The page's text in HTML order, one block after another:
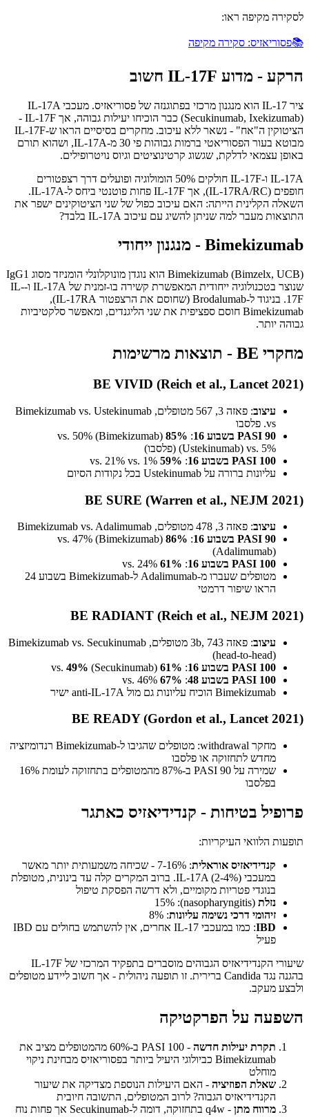
לסקירה מקיפה ראו:
📚פסוריאזיס: סקירה מקיפה
הרקע - מדוע IL-17F חשוב
ציר IL-17 הוא מנגנון מרכזי בפתוגנזה של פסוריאזיס. מעכבי IL-17A
(Secukinumab, Ixekizumab) כבר הוכיחו יעילות גבוהה, אך IL-17F -
הציטוקין ה"אח" - נשאר ללא עיכוב. מחקרים בסיסיים הראו ש-IL-17F
מבוטא בעור הפסוריאטי ברמות גבוהות פי 30 מ-IL-17A, ושהוא תורם
באופן עצמאי לדלקת, שגשוג קרטינוציטים וגיוס נויטרופילים.
IL-17A ו-IL-17F חולקים 50% הומולוגיה ופועלים דרך רצפטורים
חופפים (IL-17RA/RC), אך IL-17F פחות פוטנטי ביחס ל-IL-17A.
השאלה הקלינית הייתה: האם עיכוב כפול של שני הציטוקינים ישפר את
התוצאות מעבר למה שניתן להשיג עם עיכוב IL-17A בלבד?
Bimekizumab - מנגנון ייחודי
Bimekizumab (Bimzelx, UCB) הוא נוגדן מונוקלונלי הומניזד מסוג IgG1
שנוצר בטכנולוגיה ייחודית המאפשרת קשירה בו-זמנית של IL-17A ו-IL-
17F. בניגוד ל-Brodalumab (שחוסם את הרצפטור IL-17RA),
Bimekizumab חוסם ספציפית את שני הליגנדים, ומאפשר סלקטיביות
גבוהה יותר.
מחקרי BE - תוצאות מרשימות
BE VIVID (Reich et al., Lancet 2021)
עיצוב
: פאזה 3, 567 מטופלים, Bimekizumab vs. Ustekinumab
vs. פלסבו
PASI 90 בשבוע 16
:
85%
(Bimekizumab) vs. 50%
(Ustekinumab) vs. 5% (פלסבו)
PASI 100 בשבוע 16
:
59%
עליונות ברורה על Ustekinumab בכל נקודות הסיום
BE SURE (Warren et al., NEJM 2021)
עיצוב: פאזה 3, 478 מטופלים, Bimekizumab vs. Adalimumab
PASI 90 בשבוע 16
:
86%
(Bimekizumab) vs. 47%
(Adalimumab)
PASI 100 בשבוע 16
:
61%
מטופלים שעברו מ-Adalimumab ל-Bimekizumab בשבוע 24
הראו שיפור דרמטי
BE RADIANT (Reich et al., NEJM 2021)
עיצוב
: פאזה 3b, 743 מטופלים, Bimekizumab vs. Secukinumab
(head-to-head)
PASI 100 בשבוע 16
:
61%
49% (Secukinumab)
PASI 100 בשבוע 48
:
67%
Bimekizumab הוכיח עליונות גם מול anti-IL-17A ישיר
BE READY (Gordon et al., Lancet 2021)
מחקר withdrawal: מטופלים שהגיבו ל-Bimekizumab רנדומיזציה
מחדש לתחזוקה או פלסבו
שמירה על PASI 90 ב-87% מהמטופלים בתחזוקה לעומת 16%
בפלסבו
פרופיל בטיחות - קנדידיאזיס כאתגר
תופעות הלוואי העיקריות:
קנדידיאזיס אוראלית
: 7-16% - שכיחה משמעותית יותר מאשר
במעכבי IL-17A (2-4%). ברוב המקרים קלה עד בינונית, מטופלת
בנוגדי פטריות מקומיים, ולא דרשה הפסקת טיפול
נזלת (nasopharyngitis): 15%
זיהומי דרכי נשימה עליונות: 8%
IBD
: כמו במעכבי IL-17 אחרים, אין להשתמש בחולים עם IBD
פעיל
שיעורי הקנדידיאזיס הגבוהים מוסברים בתפקיד המרכזי של IL-17F
בהגנה נגד Candida ברירית. זו תופעה ניהולית - אך חשוב ליידע מטופלים
ולבצע מעקב.
השפעה על הפרקטיקה
תקרת יעילות חדשה
- PASI 100 ב-60% מהמטופלים מציב את
Bimekizumab כביולוגי היעיל ביותר בפסוריאזיס מבחינת ניקוי
מוחלט
שאלת הפוזיציה - האם היעילות הנוספת מצדיקה את שיעור
הקנדידיאזיס הגבוה? לרוב המטופלים, התשובה חיובית
מרווח מתן
- q4w בתחזוקה, דומה ל-Secukinumab אך פחות נוח